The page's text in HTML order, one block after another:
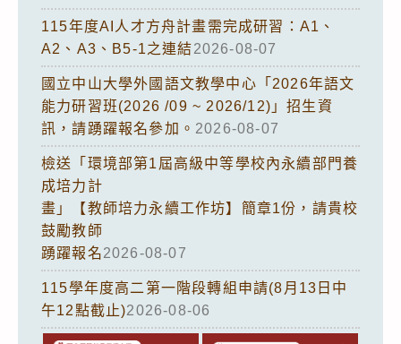
115年度AI人才方舟計畫需完成研習：A1、
A2、A3、B5-1之連結2026-08-07
國立中山大學外國語文教學中心「2026年語文
能力研習班(2026 /09 ~ 2026/12)」招生資
訊，請踴躍報名參加。 2026-08-07
檢送「環境部第1屆高級中等學校內永續部門養
成培力計
畫」【教師培力永續工作坊】簡章1份，請貴校
鼓勵教師
踴躍報名2026-08-07
115學年度高二第一階段轉組申請(8月13日中
午12點截止)2026-08-06